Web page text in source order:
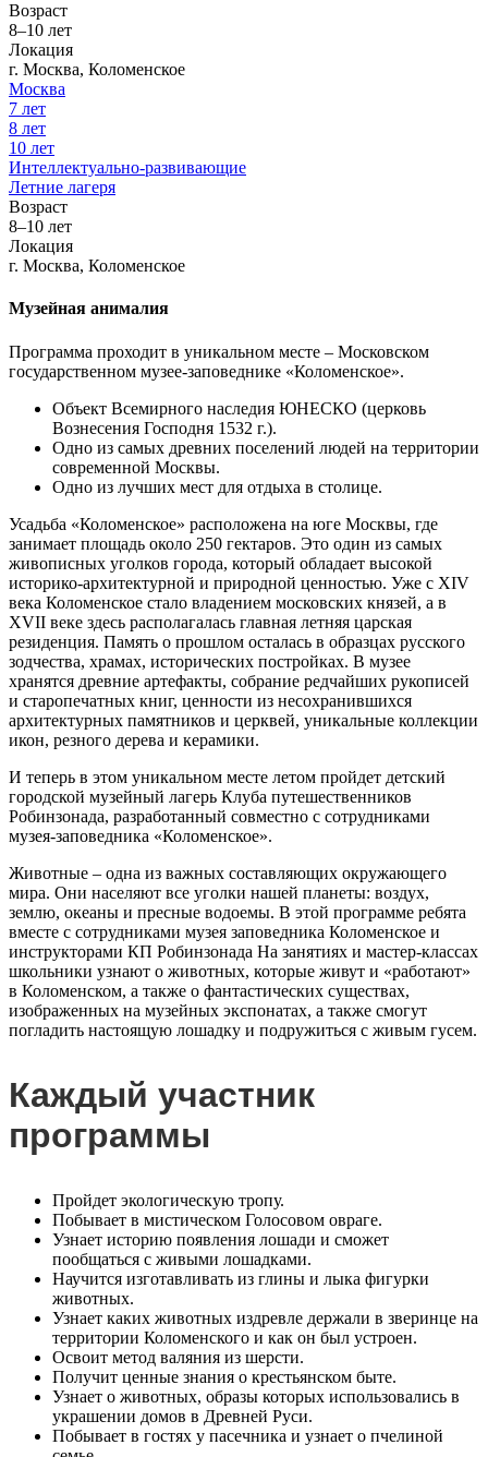
Возраст
8–10 лет
Локация
г. Москва, Коломенское
Москва
7 лет
8 лет
10 лет
Интеллектуально-развивающие
Летние лагеря
Возраст
8–10 лет
Локация
г. Москва, Коломенское
Музейная анималия
Программа проходит в уникальном месте – Московском
государственном музее-заповеднике «Коломенское».
Объект Всемирного наследия ЮНЕСКО (церковь
Вознесения Господня 1532 г.).
Одно из самых древних поселений людей на территории
современной Москвы.
Одно из лучших мест для отдыха в столице.
Усадьба «Коломенское» расположена на юге Москвы, где
занимает площадь около 250 гектаров. Это один из самых
живописных уголков города, который обладает высокой
историко-архитектурной и природной ценностью. Уже с XIV
века Коломенское стало владением московских князей, а в
XVII веке здесь располагалась главная летняя царская
резиденция. Память о прошлом осталась в образцах русского
зодчества, храмах, исторических постройках. В музее
хранятся древние артефакты, собрание редчайших рукописей
и старопечатных книг, ценности из несохранившихся
архитектурных памятников и церквей, уникальные коллекции
икон, резного дерева и керамики.
И теперь в этом уникальном месте летом пройдет детский
городской музейный лагерь Клуба путешественников
Робинзонада, разработанный совместно с сотрудниками
музея-заповедника «Коломенское».
Животные – одна из важных составляющих окружающего
мира. Они населяют все уголки нашей планеты: воздух,
землю, океаны и пресные водоемы. В этой программе ребята
вместе с сотрудниками музея заповедника Коломенское и
инструкторами КП Робинзонада На занятиях и мастер-классах
школьники узнают о животных, которые живут и «работают»
в Коломенском, а также о фантастических существах,
изображенных на музейных экспонатах, а также смогут
погладить настоящую лошадку и подружиться с живым гусем.
Каждый участник
программы
Пройдет экологическую тропу.
Побывает в мистическом Голосовом овраге.
Узнает историю появления лошади и сможет
пообщаться с живыми лошадками.
Научится изготавливать из глины и лыка фигурки
животных.
Узнает каких животных издревле держали в зверинце на
территории Коломенского и как он был устроен.
Освоит метод валяния из шерсти.
Получит ценные знания о крестьянском быте.
Узнает о животных, образы которых использовались в
украшении домов в Древней Руси.
Побывает в гостях у пасечника и узнает о пчелиной